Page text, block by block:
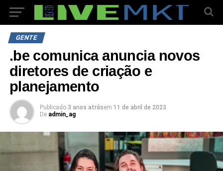
GENTE
.be comunica anuncia novos
diretores de criação e
planejamento
Publicado 3 anos atrásem 11 de abril de 2023
De admin_ag